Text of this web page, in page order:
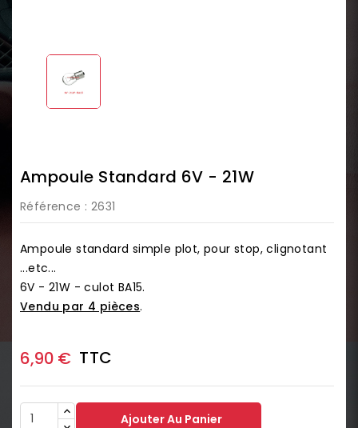
Ampoule Standard 6V - 21W
Référence : 2631
Ampoule standard simple plot, pour stop, clignotant
...etc...
6V - 21W - culot BA15.
Vendu par 4 pièces.
6,90 € TTC
Ajouter Au Panier